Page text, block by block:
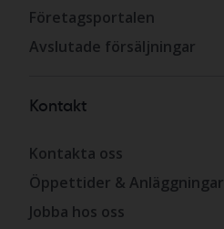
Företagsportalen
Avslutade försäljningar
Kontakt
Kontakta oss
Öppettider & Anläggningar
Jobba hos oss